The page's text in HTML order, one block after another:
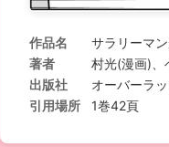
作品名
サラリーマ
著者
村光(漫画)、
出版社
オーバーラ
引用場所
1巻42頁